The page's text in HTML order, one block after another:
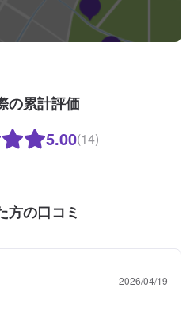
の累計評価
5.00(14)
方の口コミ
2026/04/19